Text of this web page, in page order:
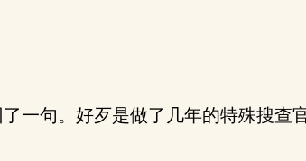
一句。好歹是做了几年的特殊搜查